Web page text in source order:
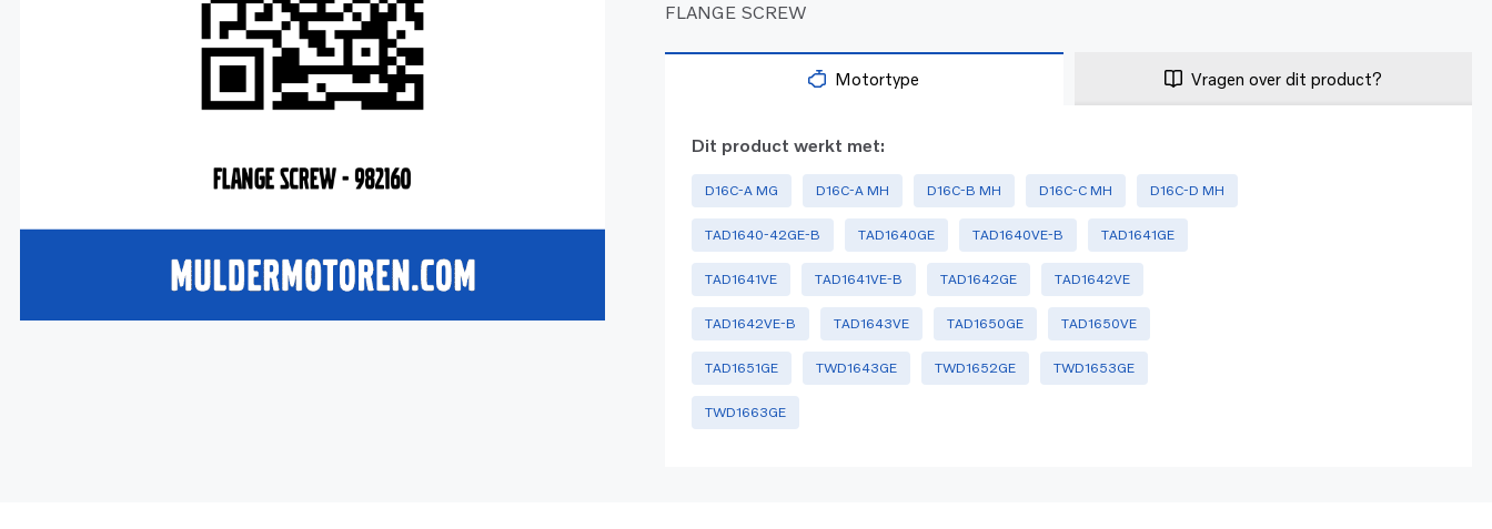
FLANGE SCREW
Motortype Vragen over dit product?
Dit product werkt met:
D16C-A MG D16C-A MH D16C-B MH D16C-C MH D16C-D MH
TAD1640-42GE-B TAD1640GE TAD1640VE-B TAD1641GE
TAD1641VE TAD1641VE-B TAD1642GE TAD1642VE
TAD1642VE-B TAD1643VE TAD1650GE TAD1650VE
TAD1651GE TWD1643GE TWD1652GE TWD1653GE
TWD1663GE